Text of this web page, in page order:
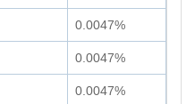
0.0047%
0.0047%
0.0047%